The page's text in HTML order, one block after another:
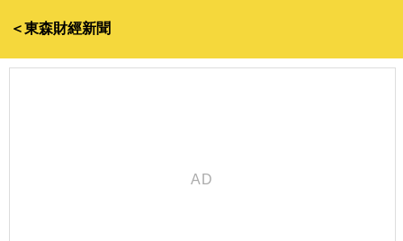
＜東森財經新聞